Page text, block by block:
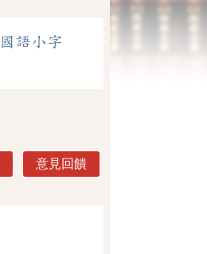
國語小字
意見回饋